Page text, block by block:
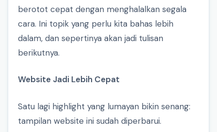
berotot cepat dengan menghalalkan segala
cara. Ini topik yang perlu kita bahas lebih
dalam, dan sepertinya akan jadi tulisan
berikutnya.
Website Jadi Lebih Cepat
Satu lagi highlight yang lumayan bikin senang:
tampilan website ini sudah diperbarui.